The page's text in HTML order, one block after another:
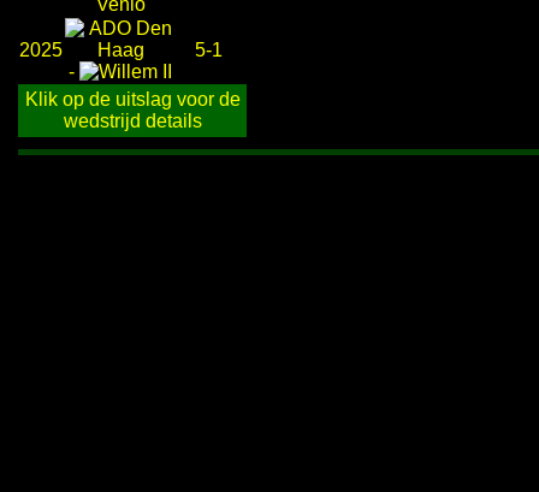
2025
-
5-1
Klik op de uitslag voor de
wedstrijd details